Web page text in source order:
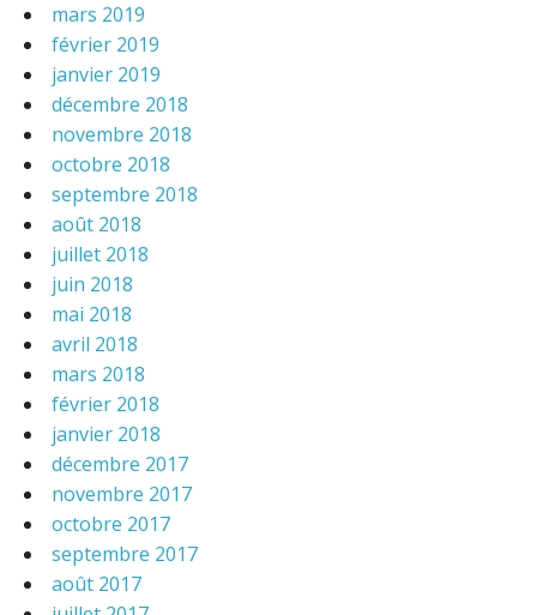
mars 2019
février 2019
janvier 2019
décembre 2018
novembre 2018
octobre 2018
septembre 2018
août 2018
juillet 2018
juin 2018
mai 2018
avril 2018
mars 2018
février 2018
janvier 2018
décembre 2017
novembre 2017
octobre 2017
septembre 2017
août 2017